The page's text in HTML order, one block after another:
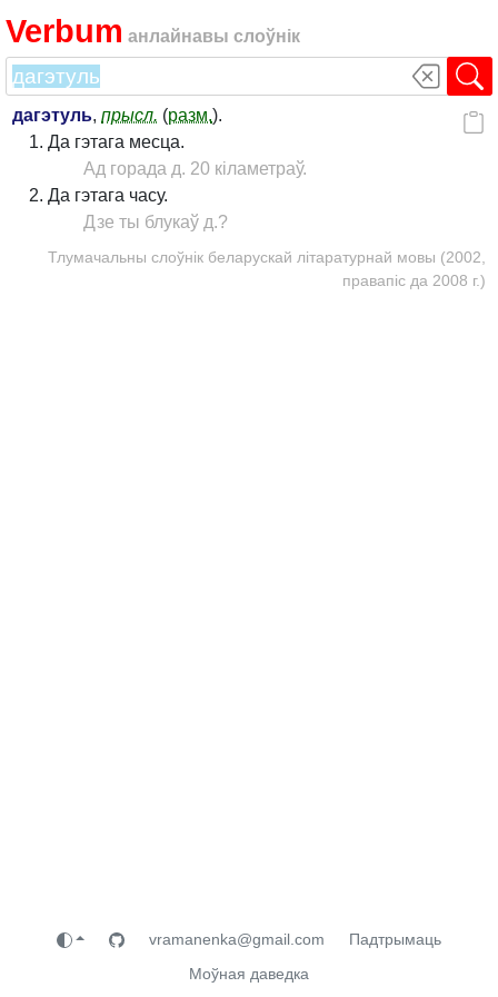
Verbum анлайнавы слоўнік
дагэтуль, прысл. (разм.).
Да гэтага месца.
Ад горада д. 20 кіламетраў.
Да гэтага часу.
Дзе ты блукаў д.?
Тлумачальны слоўнік беларускай літаратурнай мовы (2002,
правапіс да 2008 г.)
vramanenka@gmail.com
Падтрымаць
Моўная даведка